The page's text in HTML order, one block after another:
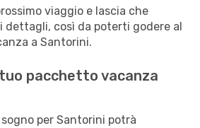
viaggio e lascia che
dettagli, così da poterti godere al
a Santorini.
pacchetto vacanza
per Santorini potrà